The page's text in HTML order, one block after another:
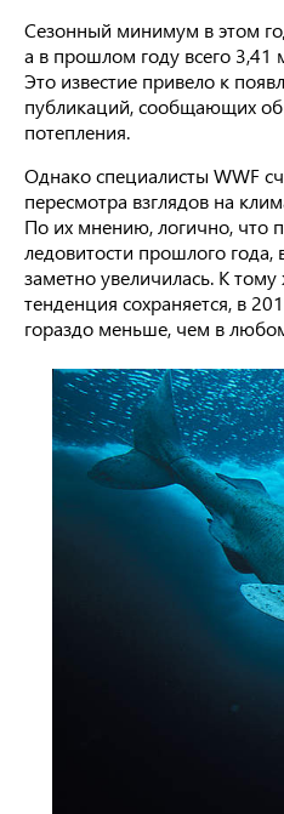
Сезонный минимум в этом
а в прошлом году всего 3,41
Это известие привело к
публикаций, сообщающих об
потепления.
Однако специалисты WWF
пересмотра взглядов на
По их мнению, логично, что
ледовитости прошлого
заметно увеличилась. К
тенденция сохраняется, в
гораздо меньше, чем в